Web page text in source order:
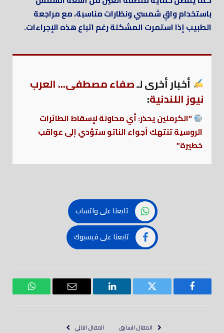
باستخدام واقٍ شمسي ونظارات مناسبة، مع مراجعة
الطبيب إذا استمرت المشكلة رغم اتباع هذه الإجراءات.
أخبار أخرى لـصفاء مصطفى... العرب
نيوز اللندنية:
“الكرملين يحذر: أي محاولة لإسقاط الطائرات
الروسية تنتهك أجواء الناتو ستؤدي إلى عواقب
خطيرة”
تابعنا على واتساب
تابعنا على فيسبوك
فيسبوك تويتر لينكدود
بريد
واتساب
المقال السابق المقال التالي